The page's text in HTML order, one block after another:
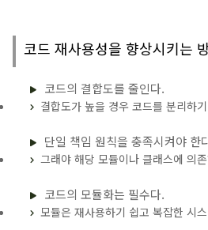
코드 재사용성을 향상시키는
코드의 결합도를 줄인다.
결합도가 높을 경우 코드를 분리하
단일 책임 원칙을 충족시켜야 한
그래야 해당 모듈이나 클래스에 의
코드의 모듈화는 필수다.
모듈은 재사용하기 쉽고 복잡한 시